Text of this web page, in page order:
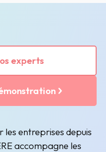
experts
entreprises depuis
accompagne les